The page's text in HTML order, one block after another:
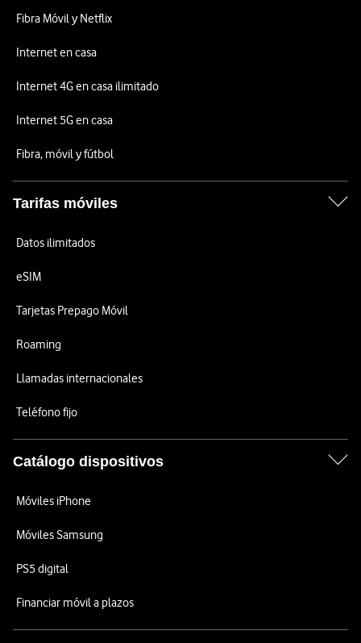
Fibra Móvil y Netflix
Internet en casa
Internet 4G en casa ilimitado
Internet 5G en casa
Fibra, móvil y fútbol
Tarifas móviles
Datos ilimitados
eSIM
Tarjetas Prepago Móvil
Roaming
Llamadas internacionales
Teléfono fijo
Catálogo dispositivos
Móviles iPhone
Móviles Samsung
PS5 digital
Financiar móvil a plazos